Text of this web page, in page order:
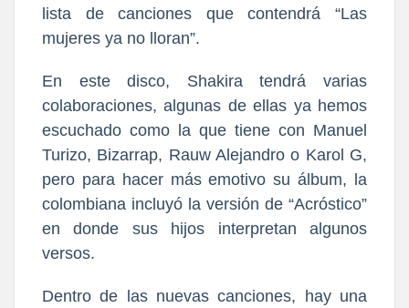
lista de canciones que contendrá “Las
mujeres ya no lloran”.
En este disco, Shakira tendrá varias
colaboraciones, algunas de ellas ya hemos
escuchado como la que tiene con Manuel
Turizo, Bizarrap, Rauw Alejandro o Karol G,
pero para hacer más emotivo su álbum, la
colombiana incluyó la versión de “Acróstico”
en donde sus hijos interpretan algunos
versos.
Dentro de las nuevas canciones, hay una